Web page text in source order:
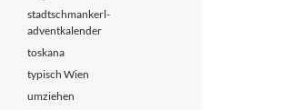
stadtschmankerl-
adventkalender
toskana
typisch Wien
umziehen